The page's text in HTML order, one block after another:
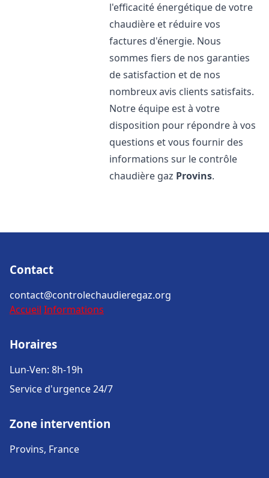
l'efficacité énergétique de votre
chaudière et réduire vos
factures d'énergie. Nous
sommes fiers de nos garanties
de satisfaction et de nos
nombreux avis clients satisfaits.
Notre équipe est à votre
disposition pour répondre à vos
questions et vous fournir des
informations sur le contrôle
chaudière gaz Provins.
Contact
contact@controlechaudieregaz.org
Accueil Informations
Horaires
Lun-Ven: 8h-19h
Service d'urgence 24/7
Zone intervention
Provins, France